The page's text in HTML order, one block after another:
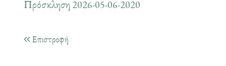
Πρόσκληση 2026-05-06-2020
Επιστροφή